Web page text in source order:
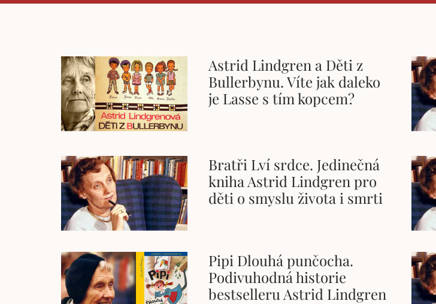
Astrid Lindgren a Děti z
Bullerbynu. Víte jak daleko
je Lasse s tím kopcem?
Bratři Lví srdce. Jedinečná
kniha Astrid Lindgren pro
děti o smyslu života i smrti
Pipi Dlouhá punčocha.
Podivuhodná historie
bestselleru Astrid Lindgren